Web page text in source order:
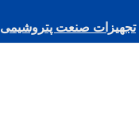
تجهیزات صنعت پتروشیمی